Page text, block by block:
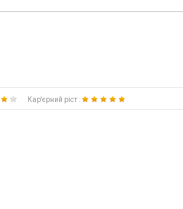
Кар'єрний ріст :